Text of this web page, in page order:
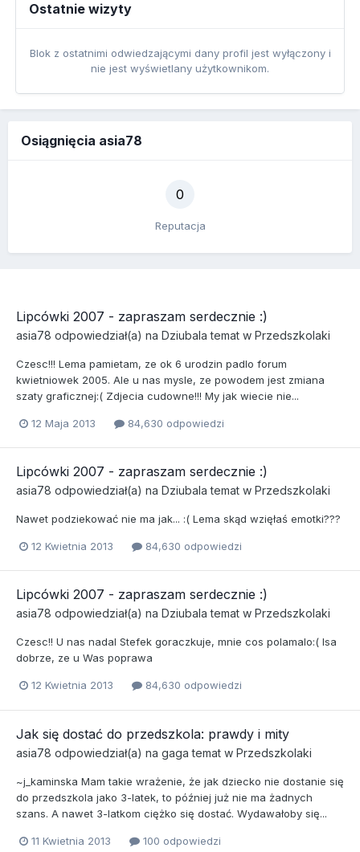
Ostatnie wizyty
Blok z ostatnimi odwiedzającymi dany profil jest wyłączony i
nie jest wyświetlany użytkownikom.
Osiągnięcia asia78
0
Reputacja
Lipcówki 2007 - zapraszam serdecznie :)
asia78 odpowiedział(a) na Dziubala temat w Przedszkolaki
Czesc!!! Lema pamietam, ze ok 6 urodzin padlo forum
kwietniowek 2005. Ale u nas mysle, ze powodem jest zmiana
szaty graficznej:( Zdjecia cudowne!!! My jak wiecie nie...
12 Maja 2013 84,630 odpowiedzi
Lipcówki 2007 - zapraszam serdecznie :)
asia78 odpowiedział(a) na Dziubala temat w Przedszkolaki
Nawet podziekować nie ma jak... :( Lema skąd wzięłaś emotki???
12 Kwietnia 2013 84,630 odpowiedzi
Lipcówki 2007 - zapraszam serdecznie :)
asia78 odpowiedział(a) na Dziubala temat w Przedszkolaki
Czesc!! U nas nadal Stefek goraczkuje, mnie cos polamalo:( Isa
dobrze, ze u Was poprawa
12 Kwietnia 2013 84,630 odpowiedzi
Jak się dostać do przedszkola: prawdy i mity
asia78 odpowiedział(a) na gaga temat w Przedszkolaki
~j_kaminska Mam takie wrażenie, że jak dziecko nie dostanie się
do przedszkola jako 3-latek, to później już nie ma żadnych
szans. A nawet 3-latkom ciężko się dostać. Wydawałoby się...
11 Kwietnia 2013 100 odpowiedzi